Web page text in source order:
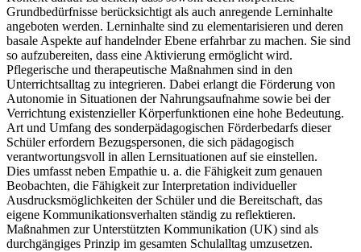
Grundbedürfnisse berücksichtigt als auch anregende Lerninhalte
angeboten werden. Lerninhalte sind zu elementarisieren und deren
basale Aspekte auf handelnder Ebene erfahrbar zu machen. Sie sind
so aufzubereiten, dass eine Aktivierung ermöglicht wird.
Pflegerische und therapeutische Maßnahmen sind in den
Unterrichtsalltag zu integrieren. Dabei erlangt die Förderung von
Autonomie in Situationen der Nahrungsaufnahme sowie bei der
Verrichtung existenzieller Körperfunktionen eine hohe Bedeutung.
Art und Umfang des sonderpädagogischen Förderbedarfs dieser
Schüler erfordern Bezugspersonen, die sich pädagogisch
verantwortungsvoll in allen Lernsituationen auf sie einstellen.
Dies umfasst neben Empathie u. a. die Fähigkeit zum genauen
Beobachten, die Fähigkeit zur Interpretation individueller
Ausdrucksmöglichkeiten der Schüler und die Bereitschaft, das
eigene Kommunikationsverhalten ständig zu reflektieren.
Maßnahmen zur Unterstützten Kommunikation (UK) sind als
durchgängiges Prinzip im gesamten Schulalltag umzusetzen.